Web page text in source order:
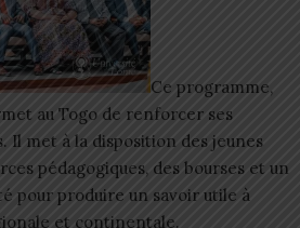
Ce programme,
au Togo de renforcer ses
Il met à la disposition des jeunes
pédagogiques, des bourses et un
pour produire un savoir utile à
et continentale.